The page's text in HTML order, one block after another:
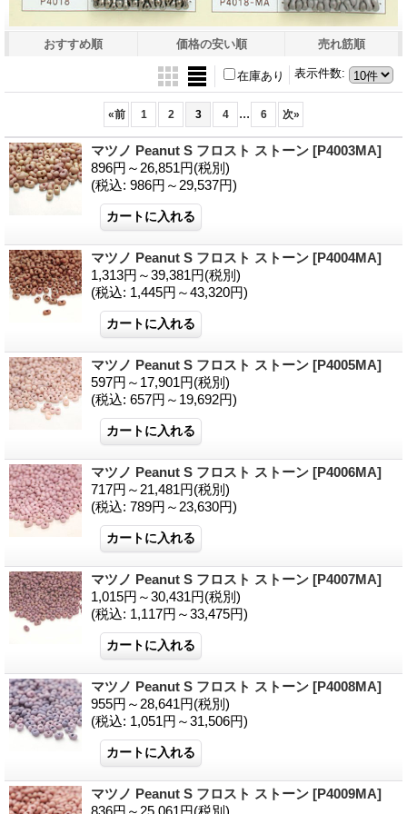
おすすめ順 価格の安い順 売れ筋順
表示件数:
在庫あり
«前 1 2 3 4 ... 6 次»
マツノ Peanut S フロスト ストーン [P4003MA]
896円～26,851円(税別)
(税込: 986円～29,537円)
マツノ Peanut S フロスト ストーン [P4004MA]
1,313円～39,381円(税別)
(税込: 1,445円～43,320円)
マツノ Peanut S フロスト ストーン [P4005MA]
597円～17,901円(税別)
(税込: 657円～19,692円)
マツノ Peanut S フロスト ストーン [P4006MA]
717円～21,481円(税別)
(税込: 789円～23,630円)
マツノ Peanut S フロスト ストーン [P4007MA]
1,015円～30,431円(税別)
(税込: 1,117円～33,475円)
マツノ Peanut S フロスト ストーン [P4008MA]
955円～28,641円(税別)
(税込: 1,051円～31,506円)
マツノ Peanut S フロスト ストーン [P4009MA]